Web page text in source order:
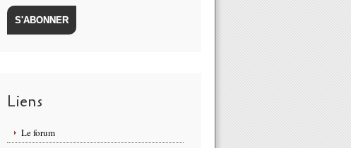
Liens
Le forum